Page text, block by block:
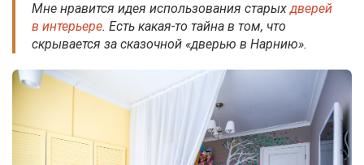
Мне нравится идея использования старыхдверей
в интерьере. Есть какая-то тайна в том, что
скрывается за сказочной «дверью в Нарнию».